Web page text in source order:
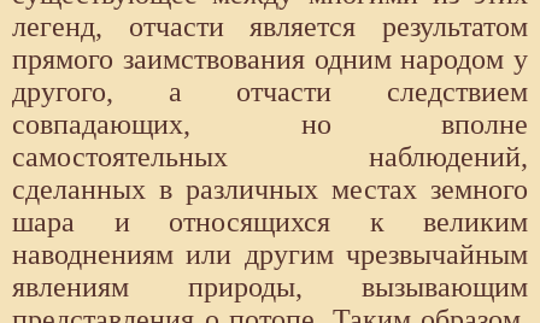
легенд, отчасти является результатом
прямого заимствования одним народом у
другого, а отчасти следствием
совпадающих, но вполне
самостоятельных наблюдений,
сделанных в различных местах земного
шара и относящихся к великим
наводнениям или другим чрезвычайным
явлениям природы, вызывающим